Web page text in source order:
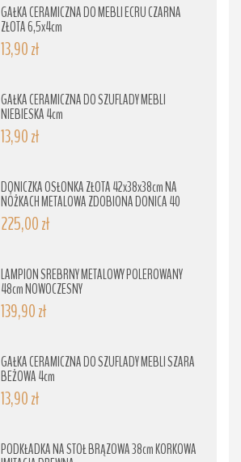
GAŁKA CERAMICZNA DO MEBLI ECRU CZARNA
ZŁOTA 6,5x4cm
13,90 zł
GAŁKA CERAMICZNA DO SZUFLADY MEBLI
NIEBIESKA 4cm
13,90 zł
DONICZKA OSŁONKA ZŁOTA 42x38x38cm NA
NÓŻKACH METALOWA ZDOBIONA DONICA 40
225,00 zł
LAMPION SREBRNY METALOWY POLEROWANY
48cm NOWOCZESNY
139,90 zł
GAŁKA CERAMICZNA DO SZUFLADY MEBLI SZARA
BEŻOWA 4cm
13,90 zł
PODKŁADKA NA STÓŁ BRĄZOWA 38cm KORKOWA